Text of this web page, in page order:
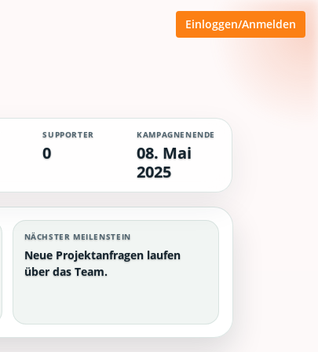
Einloggen/Anmelden
SUPPORTER
0
KAMPAGNENENDE
08. Mai
2025
NÄCHSTER MEILENSTEIN
Neue Projektanfragen laufen
über das Team.